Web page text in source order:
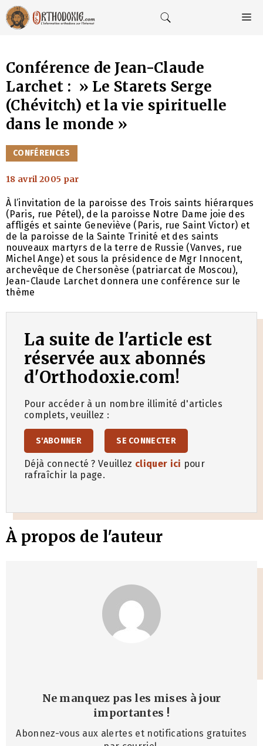
Aller
au
contenu
Conférence de Jean-Claude
Larchet : » Le Starets Serge
(Chévitch) et la vie spirituelle
dans le monde »
CATÉGORIES
CONFÉRENCES
18 avril 2005 par
À l’invitation de la paroisse des Trois saints hiérarques
(Paris, rue Pétel), de la paroisse Notre Dame joie des
affligés et sainte Geneviève (Paris, rue Saint Victor) et
de la paroisse de la Sainte Trinité et des saints
nouveaux martyrs de la terre de Russie (Vanves, rue
Michel Ange) et sous la présidence de Mgr Innocent,
archevêque de Chersonèse (patriarcat de Moscou),
Jean-Claude Larchet donnera une conférence sur le
thème
La suite de l'article est
réservée aux abonnés
d'Orthodoxie.com!
Pour accéder à un nombre illimité d'articles
complets, veuillez :
S'ABONNER SE CONNECTER
Déjà connecté ? Veuillez cliquer ici pour
rafraîchir la page.
À propos de l'auteur
Ne manquez pas les mises à jour
importantes !
Abonnez-vous aux alertes et notifications gratuites